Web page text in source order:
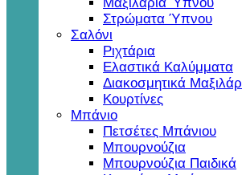
Στρώματα Ύπνου
Σαλόνι
Ριχτάρια
Ελαστικά Καλύμματα
Διακοσμητικά
Κουρτίνες
Μπάνιο
Πετσέτες Μπάνιου
Μπουρνούζια
Μπουρνούζια Παιδικά